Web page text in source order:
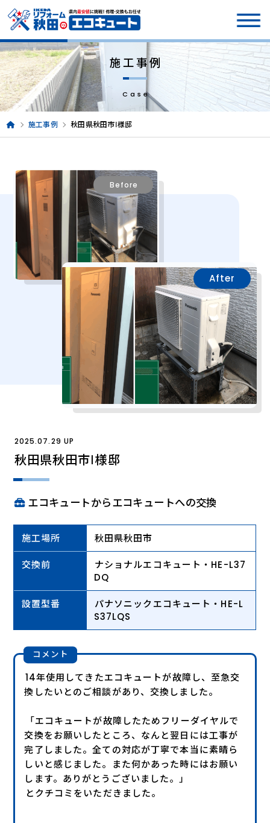
施工事例
Case
施工事例 秋田県秋田市Ⅰ様邸
Before
After
2025.07.29 UP
秋田県秋田市Ⅰ様邸
エコキュートからエコキュートへの交換
施工場所 秋田県秋田市
交換前
ナショナルエコキュート・HE-L37
DQ
設置型番
パナソニックエコキュート・HE-L
S37LQS
コメント
14年使用してきたエコキュートが故障し、至急交
換したいとのご相談があり、交換しました。
「エコキュートが故障したためフリーダイヤルで
交換をお願いしたところ、なんと翌日には工事が
完了しました。全ての対応が丁寧で本当に素晴ら
しいと感じました。また何かあった時にはお願い
します。ありがとうございました。」
とクチコミをいただきました。